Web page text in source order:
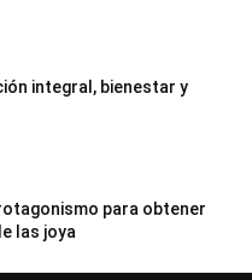
integral, bienestar y
para obtener
las joya